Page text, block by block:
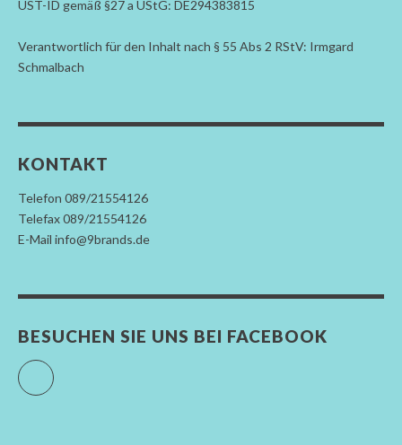
UST-ID gemäß §27 a UStG: DE294383815
Verantwortlich für den Inhalt nach § 55 Abs 2 RStV: Irmgard
Schmalbach
KONTAKT
Telefon 089/21554126
Telefax 089/21554126
E-Mail info@9brands.de
BESUCHEN SIE UNS BEI FACEBOOK
Facebook